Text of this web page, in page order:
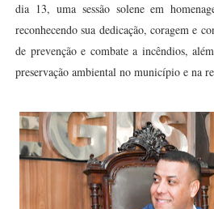
dia 13, uma sessão solene em
reconhecendo sua dedicação, coragem e
de prevenção e combate a incêndios,
preservação ambiental no município e na